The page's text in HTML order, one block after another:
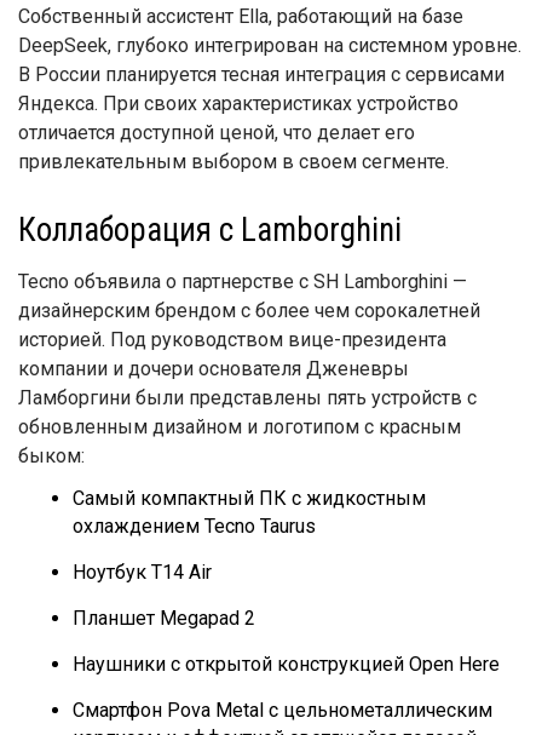
Собственный ассистент Ella, работающий на базе
DeepSeek, глубоко интегрирован на системном уровне.
В России планируется тесная интеграция с сервисами
Яндекса. При своих характеристиках устройство
отличается доступной ценой, что делает его
привлекательным выбором в своем сегменте.
Коллаборация с Lamborghini
Tecno объявила о партнерстве с SH Lamborghini —
дизайнерским брендом с более чем сорокалетней
историей. Под руководством вице-президента
компании и дочери основателя Дженевры
Ламборгини были представлены пять устройств с
обновленным дизайном и логотипом с красным
быком:
Самый компактный ПК с жидкостным
охлаждением Tecno Taurus
Ноутбук T14 Air
Планшет Megapad 2
Наушники с открытой конструкцией Open Here
Смартфон Pova Metal с цельнометаллическим